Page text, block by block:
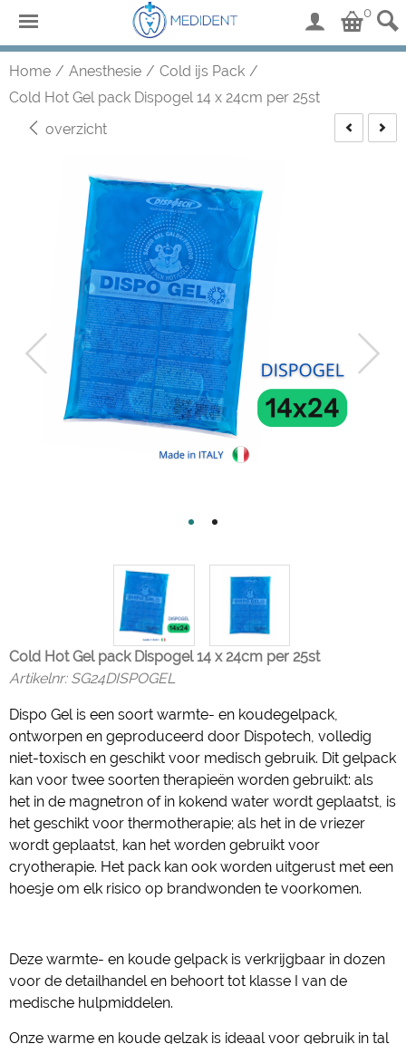
0
Home / Anesthesie / Cold ijs Pack /
Cold Hot Gel pack Dispogel 14 x 24cm per 25st
overzicht
Cold Hot Gel pack Dispogel 14 x 24cm per 25st
Artikelnr: SG24DISPOGEL
Dispo Gel is een soort warmte- en koudegelpack,
ontworpen en geproduceerd door Dispotech, volledig
niet-toxisch en geschikt voor medisch gebruik. Dit gelpack
kan voor twee soorten therapieën worden gebruikt: als
het in de magnetron of in kokend water wordt geplaatst, is
het geschikt voor thermotherapie; als het in de vriezer
wordt geplaatst, kan het worden gebruikt voor
cryotherapie. Het pack kan ook worden uitgerust met een
hoesje om elk risico op brandwonden te voorkomen.
Deze warmte- en koude gelpack is verkrijgbaar in dozen
voor de detailhandel en behoort tot klasse I van de
medische hulpmiddelen.
Onze warme en koude gelzak is ideaal voor gebruik in tal